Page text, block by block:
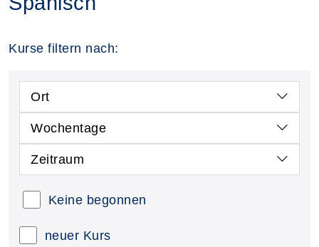
Kurse filtern nach:
Ort
Wochentage
Zeitraum
Keine begonnen
neuer Kurs